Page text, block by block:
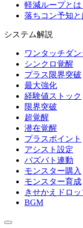
軽減ループとは
落ちコン予知と
システム解説
ワンタッチダ
シンクロ覚醒
プラス限界突破
最大強化
経験値ストック
限界突破
超覚醒
潜在覚醒
プラスポイント
アシスト設定
パズバト連動
モンスター購入
モンスター育成
きせかえドロ
BGM